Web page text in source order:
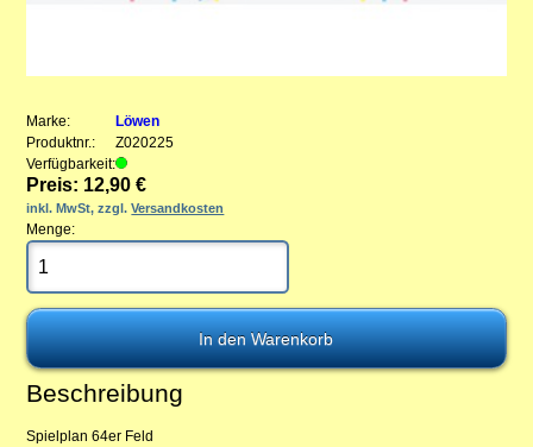
Marke:
Löwen
Produktnr.:
Z020225
Verfügbarkeit:
Preis: 12,90 €
inkl. MwSt, zzgl.Versandkosten
Menge:
Beschreibung
Spielplan 64er Feld